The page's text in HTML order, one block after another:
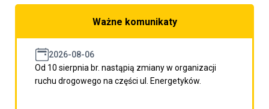
Ważne komunikaty
2026-08-06
Od 10 sierpnia br. nastąpią zmiany w organizacji
ruchu drogowego na części ul. Energetyków.